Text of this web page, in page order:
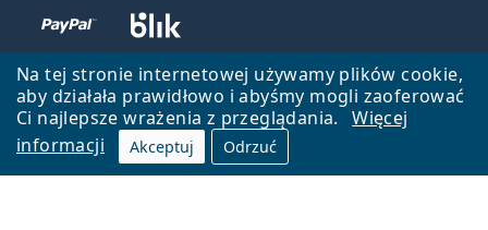
Na tej stronie internetowej używamy plików cookie,
aby działała prawidłowo i abyśmy mogli zaoferować
Ci najlepsze wrażenia z przeglądania.
Więcej
informacji
Akceptuj Odrzuć
Wróć do strony głównej